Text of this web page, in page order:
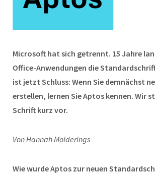
Microsoft hat sich getrennt. 15 Jahre
Office-Anwendungen die
ist jetzt Schluss: Wenn Sie demnächst
erstellen, lernen Sie Aptos kennen. Wir
Schrift kurz vor.
Von Hannah Molderings
Wie wurde Aptos zur neuen